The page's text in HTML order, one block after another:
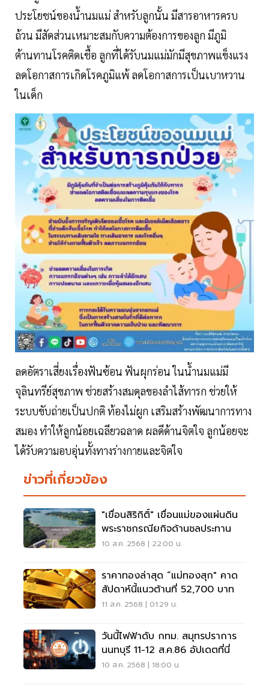
ประโยชน์ของน้ำนมแม่ สำหรับลูกนั้น มีสารอาหารครบ
ถ้วน มีสัดส่วนเหมาะสมกับความต้องการของลูก มีภูมิ
ต้านทานโรคติดเชื้อ ลูกที่ได้รับนมแม่มักมีสุขภาพแข็งแรง
ลดโอกาสการเกิดโรคภูมิแพ้ ลดโอกาสการเป็นเบาหวาน
ในเด็ก
ลดอัตราเสี่ยงเรื่องฟันซ้อน ฟันผุกร่อน ในน้ำนมแม่มี
จุลินทรีย์สุขภาพ ช่วยสร้างสมดุลของลำไส้ทารก ช่วยให้
ระบบขับถ่ายเป็นปกติ ท้องไม่ผูก เสริมสร้างพัฒนาการทาง
สมอง ทำให้ลูกน้อยเฉลียวฉลาด ผลดีด้านจิตใจ ลูกน้อยจะ
ได้รับความอบอุ่นทั้งทางร่างกายและจิตใจ
ข่าวที่เกี่ยวข้อง
"เขื่อนสิริกิติ์" เขื่อนแม่ของแผ่นดิน
พระราชกรณียกิจด้านชลประทาน
10 ส.ค. 2568 | 22:00 น.
ราคาทองล่าสุด “แม่ทองสุก" คาด
สัปดาห์นี้แนวต้านที่ 52,700 บาท
11 ส.ค. 2568 | 01:29 น.
วันนี้ไฟฟ้าดับ กทม. สมุทรปราการ
นนทบุรี 11-12 ส.ค.86 อัปเดตที่นี่
10 ส.ค. 2568 | 18:00 น.